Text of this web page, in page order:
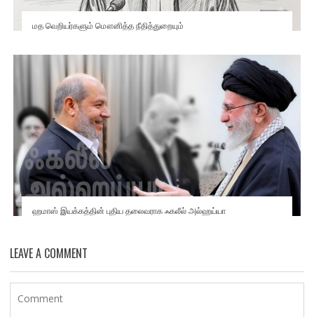
மத வெறியர்களும் மௌனித்த நீதித்துறையும்
ஹமாஸ் இயக்கத்தின் புதிய தலைவராக ஃகலீல் அல்ஹய்யா
LEAVE A COMMENT